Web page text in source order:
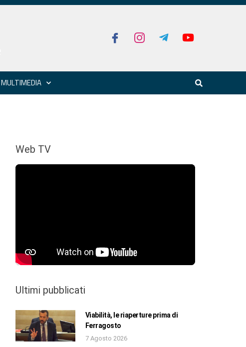
MULTIMEDIA
Web TV
Ultimi pubblicati
Viabilità, le riaperture prima di
Ferragosto
7 Agosto 2026